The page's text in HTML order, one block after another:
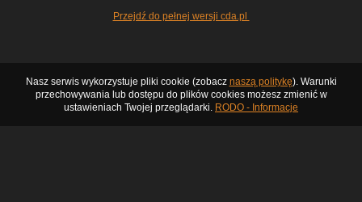
Przejdź do pełnej wersji cda.pl
Nasz serwis wykorzystuje pliki cookie (zobacz naszą politykę). Warunki
przechowywania lub dostępu do plików cookies możesz zmienić w
ustawieniach Twojej przeglądarki. RODO - Informacje